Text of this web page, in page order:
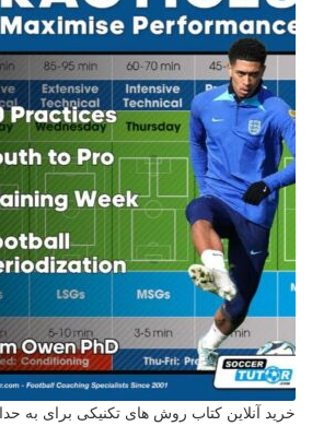
خرید آنلاین کتاب روش های تکنیکی برای به